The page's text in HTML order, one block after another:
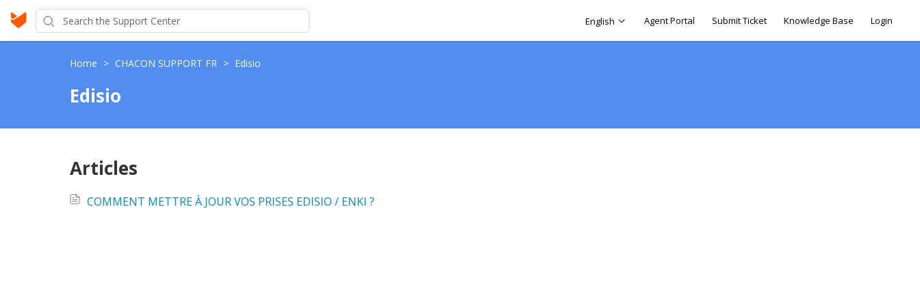
English Agent Portal Submit Ticket Knowledge Base Login
Home > CHACON SUPPORT FR > Edisio
Edisio
Articles
COMMENT METTRE À JOUR VOS PRISES EDISIO / ENKI ?